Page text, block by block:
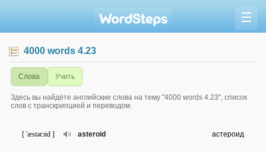
☰
4000 words 4.23
Слова Учить
Здесь вы найдёте английские слова на тему "4000 words 4.23", список
слов с транскрипцией и переводом.
asteroid
[ 'æstərɔid ] астероид